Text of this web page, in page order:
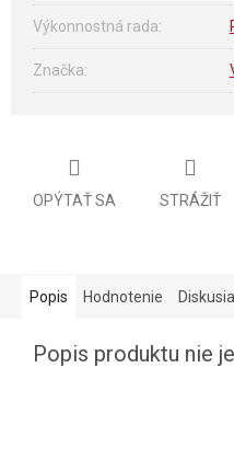
Výkonnostná rada:
Značka:
OPÝTAŤ SA STRÁŽIŤ
Popis Hodnotenie Diskusia
Popis produktu nie